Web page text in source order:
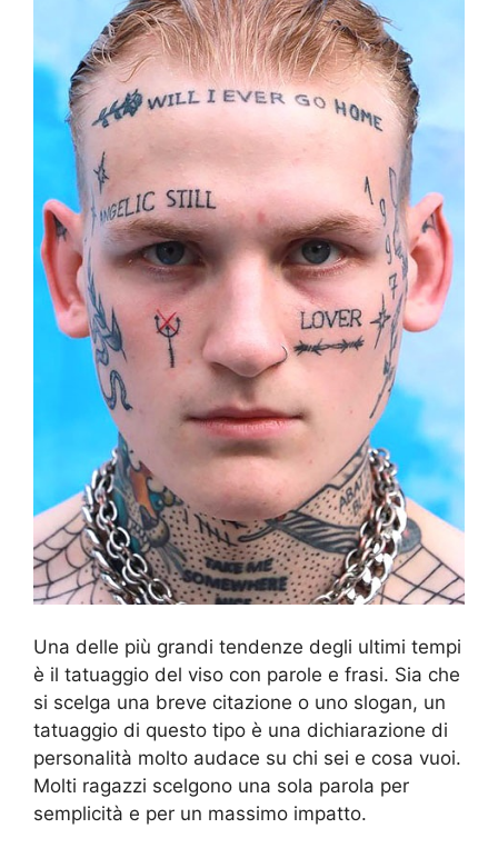
Una delle più grandi tendenze degli ultimi tempi
è il tatuaggio del viso con parole e frasi. Sia che
si scelga una breve citazione o uno slogan, un
tatuaggio di questo tipo è una dichiarazione di
personalità molto audace su chi sei e cosa vuoi.
Molti ragazzi scelgono una sola parola per
semplicità e per un massimo impatto.